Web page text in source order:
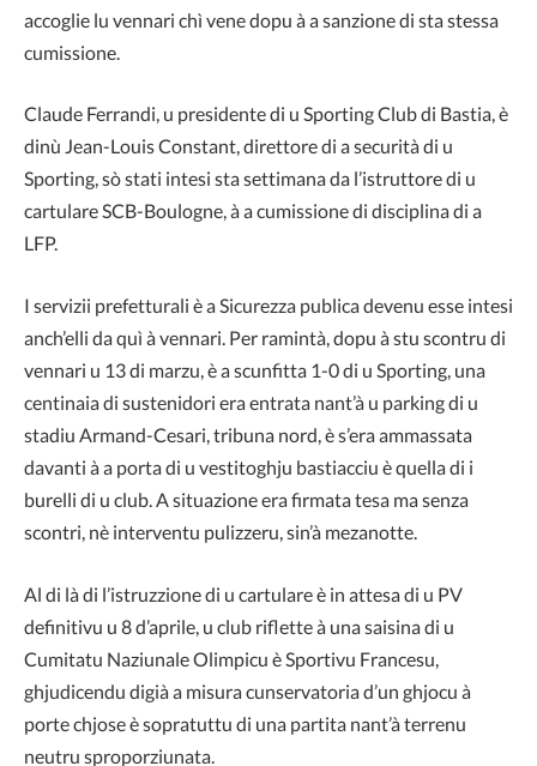
accoglie lu vennari chì vene dopu à a sanzione di sta stessa
cumissione.
Claude Ferrandi, u presidente di u Sporting Club di Bastia, è
dinù Jean-Louis Constant, direttore di a securità di u
Sporting, sò stati intesi sta settimana da l’istruttore di u
cartulare SCB-Boulogne, à a cumissione di disciplina di a
LFP.
I servizii prefetturali è a Sicurezza publica devenu esse intesi
anch’elli da quì à vennari. Per ramintà, dopu à stu scontru di
vennari u 13 di marzu, è a scunfitta 1-0 di u Sporting, una
centinaia di sustenidori era entrata nant’à u parking di u
stadiu Armand-Cesari, tribuna nord, è s’era ammassata
davanti à a porta di u vestitoghju bastiacciu è quella di i
burelli di u club. A situazione era firmata tesa ma senza
scontri, nè interventu pulizzeru, sin’à mezanotte.
Al di là di l’istruzzione di u cartulare è in attesa di u PV
definitivu u 8 d’aprile, u club riflette à una saisina di u
Cumitatu Naziunale Olimpicu è Sportivu Francesu,
ghjudicendu digià a misura cunservatoria d’un ghjocu à
porte chjose è sopratuttu di una partita nant’à terrenu
neutru sproporziunata.